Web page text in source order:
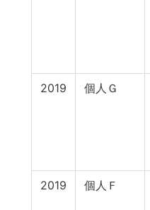
2019 個人Ｇ
2019 個人Ｆ